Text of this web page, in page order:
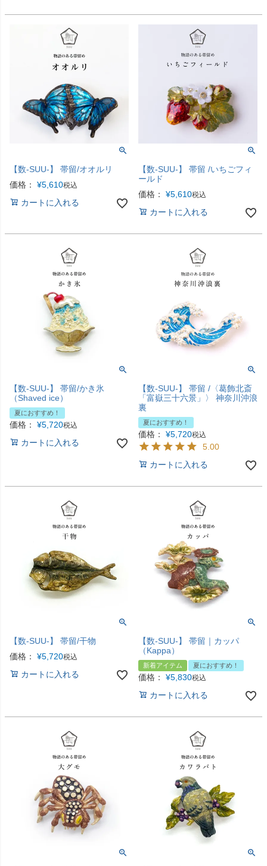
【数-SUU-】 帯留/オオルリ
価格：
¥5,610税込
カートに入れる
【数-SUU-】 帯留 /いちごフィ
ールド
価格：
¥5,610税込
カートに入れる
【数-SUU-】 帯留/かき氷
（Shaved ice）
夏におすすめ！
価格： ¥5,720税込
カートに入れる
【数-SUU-】 帯留 /〈葛飾北斎
「富嶽三十六景」〉 神奈川沖浪
裏
夏におすすめ！
価格： ¥5,720税込
5.00
カートに入れる
【数-SUU-】 帯留/干物
価格：
¥5,720税込
カートに入れる
【数-SUU-】 帯留｜カッパ
（Kappa）
新着アイテム 夏におすすめ！
価格： ¥5,830税込
カートに入れる